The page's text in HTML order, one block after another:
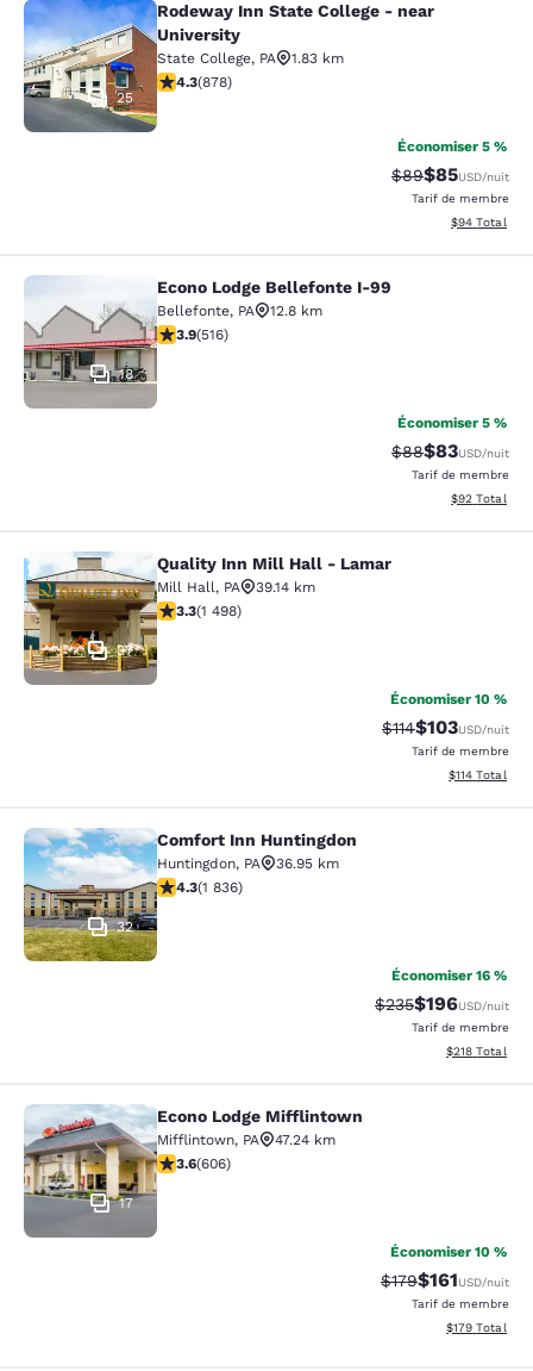
Rodeway Inn State College - near
25
Rodeway Inn State College - near
University
State College, PA
1.83 km
4.3 étoiles. Excellent. 878 commentaires
4.3(878)
Économiser 5 %
Tarif barré :
$89Tarif réduit :
$85USD/nuit
Tarif de membre
Afficher les
$94 Total
Econo Lodge Bellefonte I-99
18
Econo Lodge Bellefonte I-99
Bellefonte, PA
12.8 km
3.92 étoiles. Bien. 516 commentaires
3.9(516)
Économiser 5 %
Tarif barré :
$88Tarif réduit :
$83USD/nuit
Tarif de membre
Afficher les
$92 Total
Quality Inn Mill Hall - Lamar
37
Quality Inn Mill Hall - Lamar
Mill Hall, PA
39.14 km
3.32 étoiles. Bien. 1498 commentaires
3.3(1 498)
Économiser 10 %
Tarif barré :
$114Tarif réduit :
$103USD/nuit
Tarif de membre
Afficher les
$114 Total
Comfort Inn Huntingdon
32
Comfort Inn Huntingdon
Huntingdon, PA
36.95 km
4.27 étoiles. Excellent. 1836 commentaires
4.3(1 836)
Économiser 16 %
Tarif barré :
$235Tarif réduit :
$196USD/nuit
Tarif de membre
Afficher les
$218 Total
Econo Lodge Mifflintown
17
Econo Lodge Mifflintown
Mifflintown, PA
47.24 km
3.63 étoiles. Bien. 606 commentaires
3.6(606)
Économiser 10 %
Tarif barré :
$179Tarif réduit :
$161USD/nuit
Tarif de membre
Afficher les
$179 Total